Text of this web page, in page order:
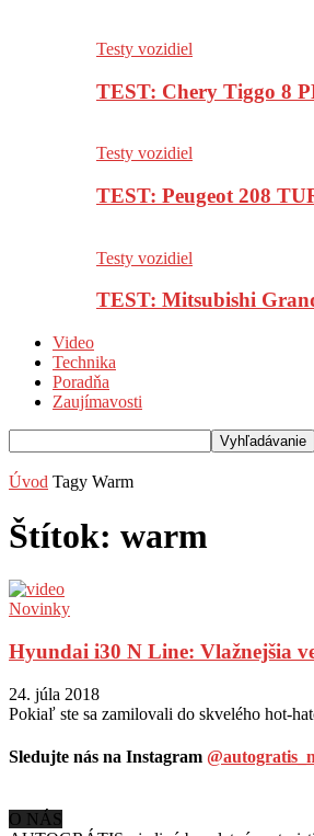
Testy vozidiel
TEST: Chery Tiggo 8
Testy vozidiel
TEST: Peugeot 208
Testy vozidiel
TEST: Mitsubishi
Video
Technika
Poradňa
Zaujímavosti
Úvod Tagy Warm
Štítok: warm
Novinky
Hyundai i30 N Line: Vlažnejšia
24. júla 2018
Pokiaľ ste sa zamilovali do skvelého hot-
Sledujte nás na Instagram
O NÁS